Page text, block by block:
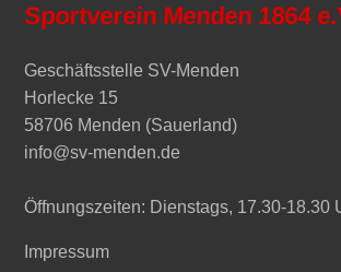
Sportverein Menden 1864
Geschäftsstelle SV-Menden
Horlecke 15
58706 Menden (Sauerland)
info@sv-menden.de
Öffnungszeiten: Dienstags, 17.30-18.30
Impressum